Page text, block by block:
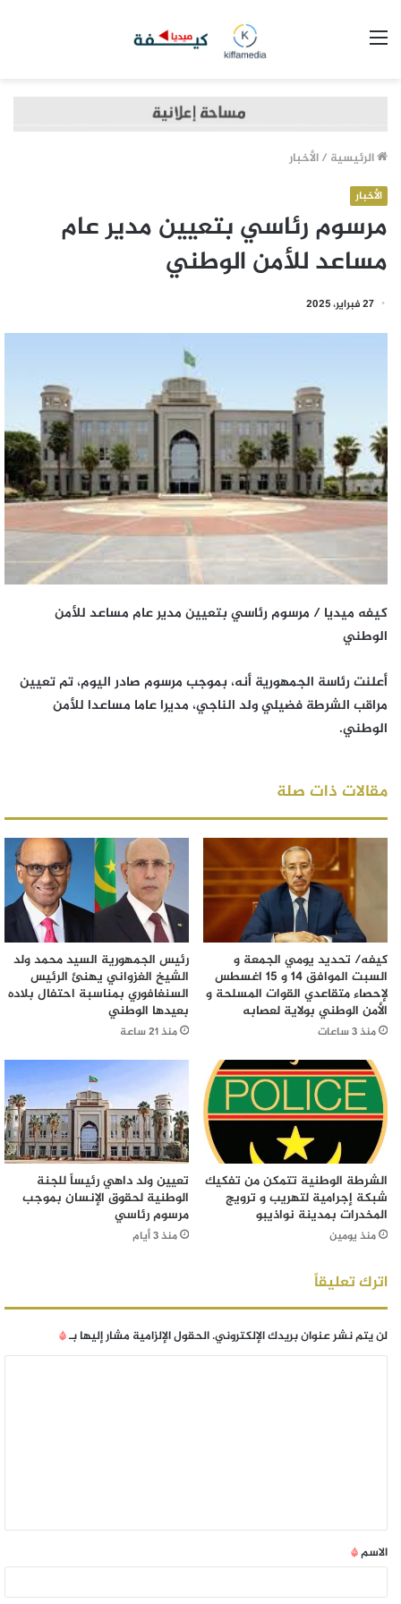
الرئيسية /الأخبار
الأخبار
مرسوم رئاسي بتعيين مدير عام
مساعد للأمن الوطني
27 فبراير، 2025
كيفه ميديا / مرسوم رئاسي بتعيين مدير عام مساعد للأمن
الوطني
أعلنت رئاسة الجمهورية أنه، بموجب مرسوم صادر اليوم، تم تعيين
مراقب الشرطة فضيلي ولد الناجي، مديرا عاما مساعدا للأمن
الوطني.
مقالات ذات صلة
كيفه/ تحديد يومي الجمعة و
السبت الموافق 14 و 15 اغسطس
لإحصاء متقاعدي القوات المسلحة و
الأمن الوطني بولاية لعصابه
منذ 3 ساعات
رئيس الجمهورية السيد محمد ولد
الشيخ الغزواني يهنئ الرئيس
السنغافوري بمناسبة احتفال بلاده
بعيدها الوطني
منذ 21 ساعة
الشرطة الوطنية تتمكن من تفكيك
شبكة إجرامية لتهريب و ترويج
المخدرات بمدينة نواذيبو
منذ يومين
تعيين ولد داهي رئيساً للجنة
الوطنية لحقوق الإنسان بموجب
مرسوم رئاسي
منذ 3 أيام
اترك تعليقاً
لن يتم نشر عنوان بريدك الإلكتروني.الحقول الإلزامية مشار إليها بـ*
الاسم*